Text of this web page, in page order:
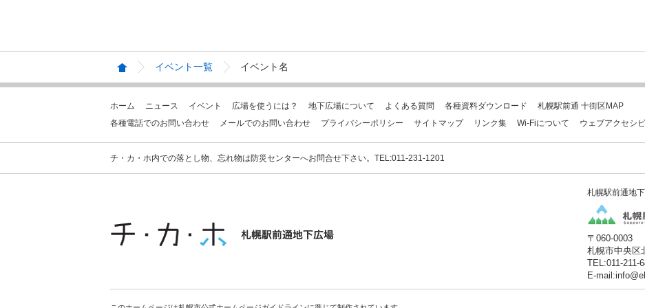
イベント一覧 イベント名
ホーム ニュース イベント 広場を使うには？ 地下広場について よくある質問 各種資料ダウンロード
札幌駅前通 十街区MAP
各種電話でのお問い合わせ
メールでのお問い合わせ プライバシーポリシー サイトマップ リンク集 Wi-Fiについて ウェブアクセシ
チ・カ・ホ内での落とし物、忘れ物は防災センターへお問合せ下さい。TEL:011-231-1201
札幌駅前通地
〒060-0003
札幌市中央
TEL:011-211-
E-